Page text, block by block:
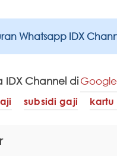
Whatsapp IDX
IDX Channel di
subsidi gaji kartu